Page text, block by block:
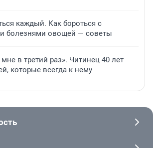
каждый. Как бороться с
болезнями овощей — советы
в третий раз». Читинец 40 лет
которые всегда к нему